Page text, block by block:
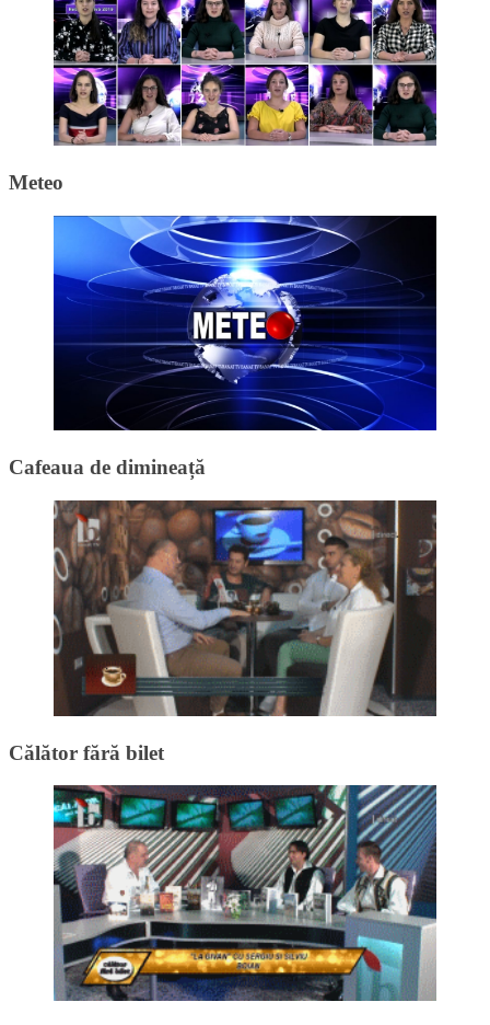
Meteo
Cafeaua de dimineață
Călător fără bilet